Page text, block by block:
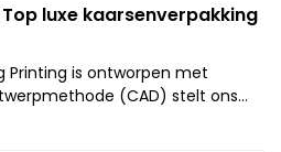
luxe kaarsenverpakking
Printing is ontworpen met
(CAD) stelt ons